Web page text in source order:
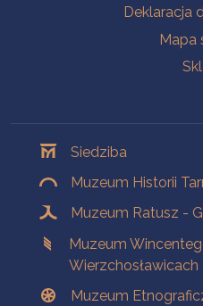
Deklaracja
Mapa
Siedziba
Muzeum Historii
Muzeum Ratusz -
Muzeum
Wierzchosławicach
Muzeum